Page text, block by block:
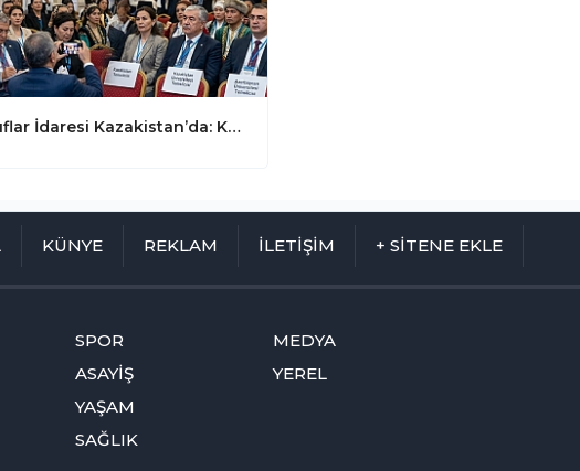
Kıbrıs Vakıflar İdaresi Kazakistan’da: KKTC Uluslararası Arenada Temsil Edildi!
KÜNYE REKLAM İLETİŞİM + SİTENE EKLE
SPOR
ASAYİŞ
YAŞAM
SAĞLIK
MEDYA
YEREL